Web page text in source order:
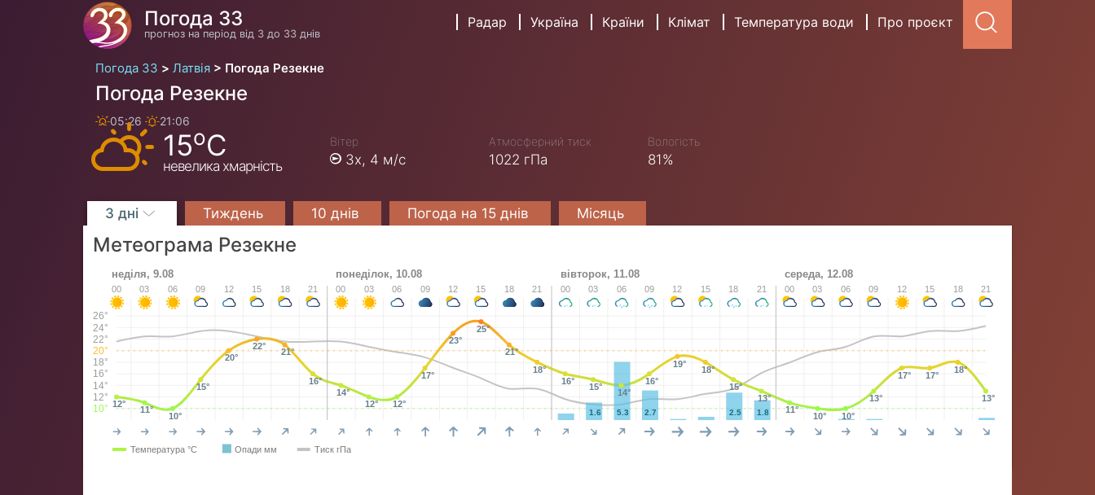
Погода 33
прогноз на період від 3 до 33 днів
Радар Україна Країни Клімат Температура води Про проєкт
Погода 33 Латвія Погода Резекне
Погода Резекне
05:26 21:06
15oC
невелика хмарність
Вітер
Зх, 4 м/с
Атмосферний тиск
1022 гПа
Вологість
81%
3 дні Тиждень 10 днів Погода на 15 днів Місяць
Метеограма Резекне
10°
12°
14°
16°
18°
20°
22°
24°
26°
12°
11°
10°
15°
20°
22°
21°
16°
14°
12°
12°
17°
23°
25°
21°
18°
16°
15°
14°
16°
19°
18°
15°
13°
11°
10° 10°
13°
17° 17°
18°
13°
1.6 5.3 2.7 2.5 1.8
00
неділя, 9.08
03 06 09 12 15 18 21 00
понеділок, 10.08
03 06 09 12 15 18 21 00
вівторок, 11.08
03 06 09 12 15 18 21 00
середа, 12.08
03 06 09 12 15 18 21
Температура °C Опади мм Тиск гПа